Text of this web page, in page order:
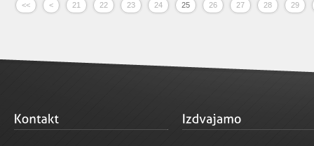
<< < 21 22 23 24 25 26 27 28 29